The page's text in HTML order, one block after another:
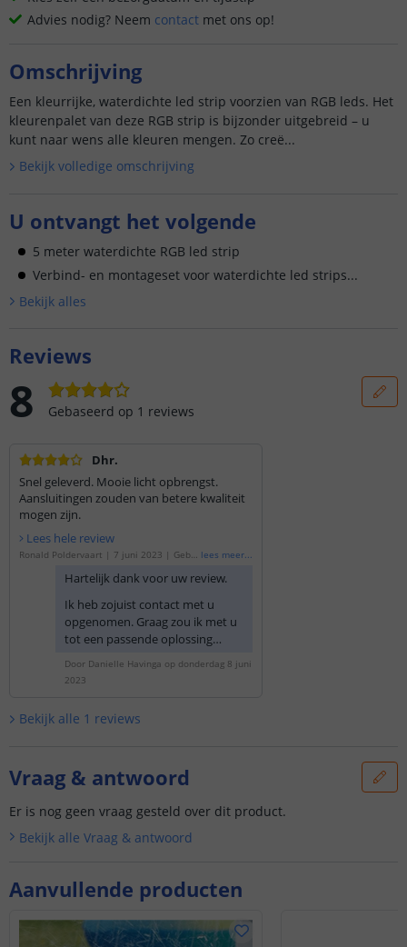
Advies nodig? Neem contact met ons op!
Omschrijving
Een kleurrijke, waterdichte led strip voorzien van RGB leds. Het
kleurenpalet van deze RGB strip is bijzonder uitgebreid – u
kunt naar wens alle kleuren mengen. Zo creë...
Bekijk volledige omschrijving
U ontvangt het volgende
5 meter waterdichte RGB led strip
Verbind- en montageset voor waterdichte led strips...
Bekijk alles
Aanvullende producten
Reviews
8 Gebaseerd op 1 reviews
Dhr.
Snel geleverd. Mooie licht opbrengst.
Aansluitingen zouden van betere kwaliteit
mogen zijn.
Lees hele review
Ronald Poldervaart | 7 juni 2023 | Geba
uiten losse strip'
lees meer...
Hartelijk dank voor uw review.
Ik heb zojuist contact met u
opgenomen. Graag zou ik met u
tot een passende oplossing
aansluitingen.
Door Danielle Havinga op donderdag 8 juni
2023
Bekijk alle 1 reviews
Vraag & antwoord
Er is nog geen vraag gesteld over dit product.
Bekijk alle Vraag & antwoord